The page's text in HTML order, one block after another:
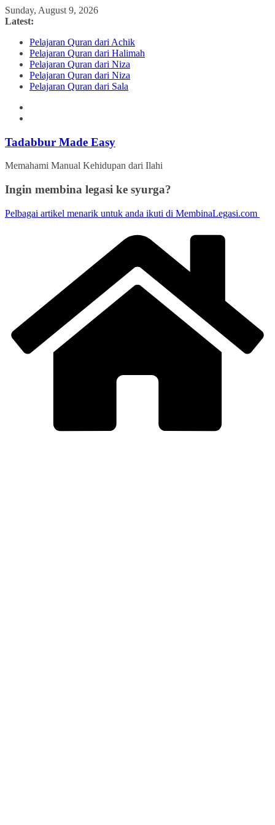
Skip
to
Sunday, August 9, 2026
Latest:
Pelajaran Quran dari Achik
Pelajaran Quran dari Halimah
Pelajaran Quran dari Niza
Pelajaran Quran dari Niza
Pelajaran Quran dari Sala
Tadabbur Made Easy
Memahami Manual Kehidupan dari Ilahi
Ingin membina legasi ke syurga?
Pelbagai artikel menarik untuk anda ikuti di MembinaLegasi.com